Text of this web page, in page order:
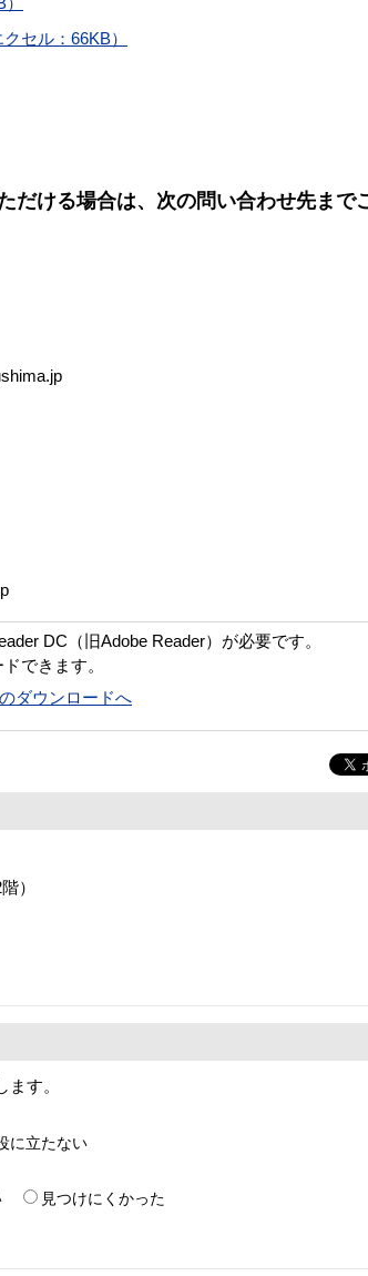
セル：66KB）
だける場合は、次の問い合わせ先まで
DC（旧Adobe Reader）が必要です。
できます。
ダウンロードへ
）
す。
に立たない
見つけにくかった